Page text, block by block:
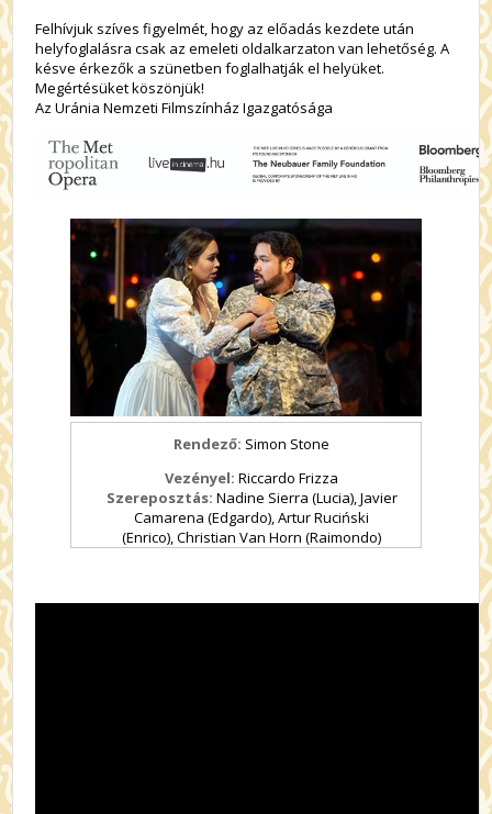
Felhívjuk szíves figyelmét, hogy az előadás kezdete után
helyfoglalásra csak az emeleti oldalkarzaton van lehetőség. A
késve érkezők a szünetben foglalhatják el helyüket.
Megértésüket köszönjük!
Az Uránia Nemzeti Filmszínház Igazgatósága
Rendező: Simon Stone
Vezényel: Riccardo Frizza
Szereposztás: Nadine Sierra (Lucia), Javier
Camarena (Edgardo), Artur Ruciński
(Enrico), Christian Van Horn (Raimondo)